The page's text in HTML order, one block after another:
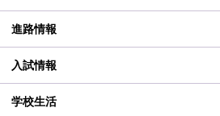
動画で見る学校案内、SUMIRE100-Fes
施設紹介
アクセス
普通科Ⅱ類
普通科Ⅰ類
滋賀短での学び
進路情報
進路サポート
合格者メッセージ
入試情報
オープンスクール
学校生活